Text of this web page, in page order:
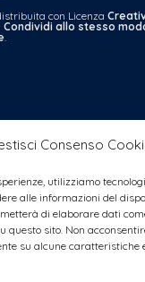
Consenso
utilizziamo
alle informazioni del
di elaborare dati
questo sito. Non
su alcune caratteristiche
con Licenza
allo stesso
.
questione
una mano
ecc.)